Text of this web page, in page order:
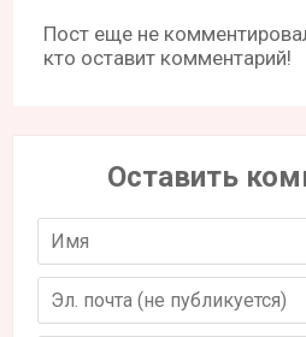
Пост еще не
кто оставит комментарий!
Оставить